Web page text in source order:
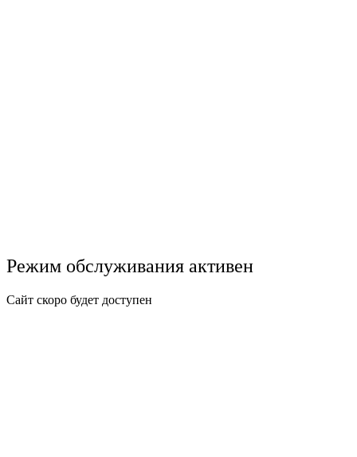
Режим обслуживания активен
Сайт скоро будет доступен